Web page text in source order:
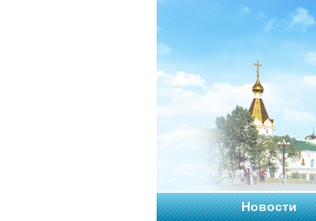
Новости